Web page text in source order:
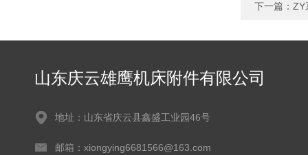
下一篇： ZY
山东庆云雄鹰机床附件有限公司
地址：山东省庆云县鑫盛工业园46号
邮箱：xiongying6681566@163.com